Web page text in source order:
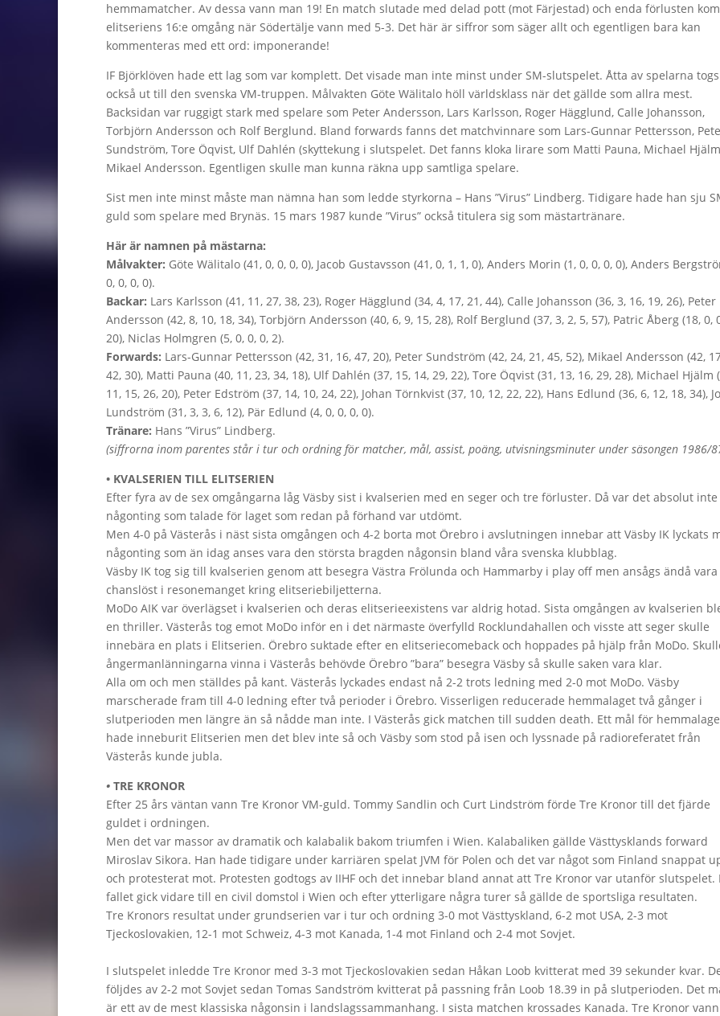
hemmamatcher. Av dessa vann man 19! En match slutade med delad pott (mot Färjestad) och enda förlusten
elitseriens 16:e omgång när Södertälje vann med 5-3. Det här är siffror som säger allt och egentligen bara kan
kommenteras med ett ord: imponerande!
IF Björklöven hade ett lag som var komplett. Det visade man inte minst under SM-slutspelet. Åtta av spelarna togs
också ut till den svenska VM-truppen. Målvakten Göte Wälitalo höll världsklass när det gällde som allra mest.
Backsidan var ruggigt stark med spelare som Peter Andersson, Lars Karlsson, Roger Hägglund, Calle Johansson,
Torbjörn Andersson och Rolf Berglund. Bland forwards fanns det matchvinnare som Lars-Gunnar Pettersson,
Sundström, Tore Öqvist, Ulf Dahlén (skyttekung i slutspelet. Det fanns kloka lirare som Matti Pauna, Michael
Mikael Andersson. Egentligen skulle man kunna räkna upp samtliga spelare.
Sist men inte minst måste man nämna han som ledde styrkorna – Hans ”Virus” Lindberg. Tidigare hade han sju
guld som spelare med Brynäs. 15 mars 1987 kunde ”Virus” också titulera sig som mästartränare.
Här är namnen på mästarna:
Målvakter: Göte Wälitalo (41, 0, 0, 0, 0), Jacob Gustavsson (41, 0, 1, 1, 0), Anders Morin (1, 0, 0, 0, 0), Anders
0, 0, 0, 0).
Backar: Lars Karlsson (41, 11, 27, 38, 23), Roger Hägglund (34, 4, 17, 21, 44), Calle Johansson (36, 3, 16, 19, 26), Peter
Andersson (42, 8, 10, 18, 34), Torbjörn Andersson (40, 6, 9, 15, 28), Rolf Berglund (37, 3, 2, 5, 57), Patric Åberg (18, 0,
20), Niclas Holmgren (5, 0, 0, 0, 2).
Forwards: Lars-Gunnar Pettersson (42, 31, 16, 47, 20), Peter Sundström (42, 24, 21, 45, 52), Mikael Andersson (42,
42, 30), Matti Pauna (40, 11, 23, 34, 18), Ulf Dahlén (37, 15, 14, 29, 22), Tore Öqvist (31, 13, 16, 29, 28), Michael Hjälm
11, 15, 26, 20), Peter Edström (37, 14, 10, 24, 22), Johan Törnkvist (37, 10, 12, 22, 22), Hans Edlund (36, 6, 12, 18, 34),
Lundström (31, 3, 3, 6, 12), Pär Edlund (4, 0, 0, 0, 0).
Tränare: Hans ”Virus” Lindberg.
(siffrorna inom parentes står i tur och ordning för matcher, mål, assist, poäng, utvisningsminuter under säsongen 1986/
• KVALSERIEN TILL ELITSERIEN
Efter fyra av de sex omgångarna låg Väsby sist i kvalserien med en seger och tre förluster. Då var det absolut inte
någonting som talade för laget som redan på förhand var utdömt.
Men 4-0 på Västerås i näst sista omgången och 4-2 borta mot Örebro i avslutningen innebar att Väsby IK lyckats
någonting som än idag anses vara den största bragden någonsin bland våra svenska klubblag.
Väsby IK tog sig till kvalserien genom att besegra Västra Frölunda och Hammarby i play off men ansågs ändå vara
chanslöst i resonemanget kring elitseriebiljetterna.
MoDo AIK var överlägset i kvalserien och deras elitserieexistens var aldrig hotad. Sista omgången av kvalserien
en thriller. Västerås tog emot MoDo inför en i det närmaste överfylld Rocklundahallen och visste att seger skulle
innebära en plats i Elitserien. Örebro suktade efter en elitseriecomeback och hoppades på hjälp från MoDo.
ångermanlänningarna vinna i Västerås behövde Örebro ”bara” besegra Väsby så skulle saken vara klar.
Alla om och men ställdes på kant. Västerås lyckades endast nå 2-2 trots ledning med 2-0 mot MoDo. Väsby
marscherade fram till 4-0 ledning efter två perioder i Örebro. Visserligen reducerade hemmalaget två gånger i
slutperioden men längre än så nådde man inte. I Västerås gick matchen till sudden death. Ett mål för
hade inneburit Elitserien men det blev inte så och Väsby som stod på isen och lyssnade på radioreferatet från
Västerås kunde jubla.
• TRE KRONOR
Efter 25 års väntan vann Tre Kronor VM-guld. Tommy Sandlin och Curt Lindström förde Tre Kronor till det fjärde
guldet i ordningen.
Men det var massor av dramatik och kalabalik bakom triumfen i Wien. Kalabaliken gällde Västtysklands forward
Miroslav Sikora. Han hade tidigare under karriären spelat JVM för Polen och det var något som Finland snappat
och protesterat mot. Protesten godtogs av IIHF och det innebar bland annat att Tre Kronor var utanför slutspelet.
fallet gick vidare till en civil domstol i Wien och efter ytterligare några turer så gällde de sportsliga resultaten.
Tre Kronors resultat under grundserien var i tur och ordning 3-0 mot Västtyskland, 6-2 mot USA, 2-3 mot
Tjeckoslovakien, 12-1 mot Schweiz, 4-3 mot Kanada, 1-4 mot Finland och 2-4 mot Sovjet.
I slutspelet inledde Tre Kronor med 3-3 mot Tjeckoslovakien sedan Håkan Loob kvitterat med 39 sekunder kvar.
följdes av 2-2 mot Sovjet sedan Tomas Sandström kvitterat på passning från Loob 18.39 in på slutperioden. Det
är ett av de mest klassiska någonsin i landslagssammanhang. I sista matchen krossades Kanada. Tre Kronor vann